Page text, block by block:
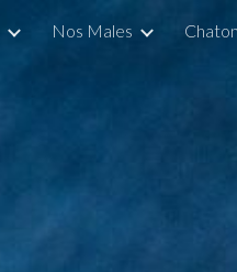
Skip to
Nos Males